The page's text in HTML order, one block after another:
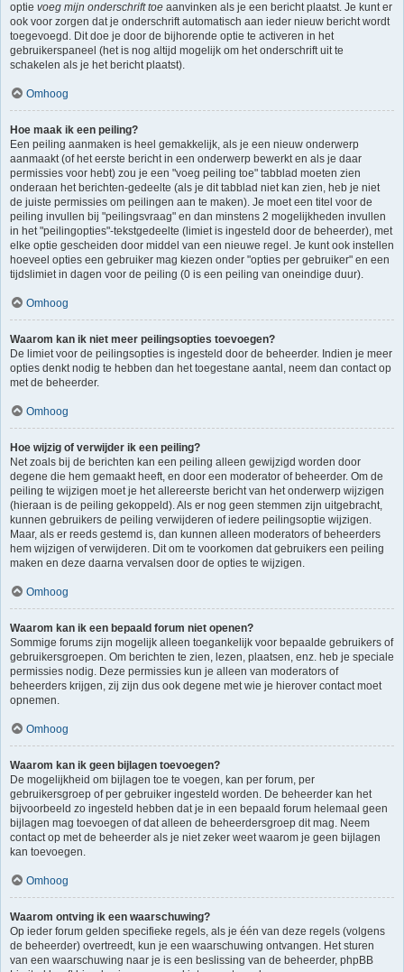
optie voeg mijn onderschrift toe aanvinken als je een bericht plaatst. Je kunt er
ook voor zorgen dat je onderschrift automatisch aan ieder nieuw bericht wordt
toegevoegd. Dit doe je door de bijhorende optie te activeren in het
gebruikerspaneel (het is nog altijd mogelijk om het onderschrift uit te
schakelen als je het bericht plaatst).
Omhoog
Hoe maak ik een peiling?
Een peiling aanmaken is heel gemakkelijk, als je een nieuw onderwerp
aanmaakt (of het eerste bericht in een onderwerp bewerkt en als je daar
permissies voor hebt) zou je een "voeg peiling toe" tabblad moeten zien
onderaan het berichten-gedeelte (als je dit tabblad niet kan zien, heb je niet
de juiste permissies om peilingen aan te maken). Je moet een titel voor de
peiling invullen bij "peilingsvraag" en dan minstens 2 mogelijkheden invullen
in het "peilingopties"-tekstgedeelte (limiet is ingesteld door de beheerder), met
elke optie gescheiden door middel van een nieuwe regel. Je kunt ook instellen
hoeveel opties een gebruiker mag kiezen onder "opties per gebruiker" en een
tijdslimiet in dagen voor de peiling (0 is een peiling van oneindige duur).
Omhoog
Waarom kan ik niet meer peilingsopties toevoegen?
De limiet voor de peilingsopties is ingesteld door de beheerder. Indien je meer
opties denkt nodig te hebben dan het toegestane aantal, neem dan contact op
met de beheerder.
Omhoog
Hoe wijzig of verwijder ik een peiling?
Net zoals bij de berichten kan een peiling alleen gewijzigd worden door
degene die hem gemaakt heeft, en door een moderator of beheerder. Om de
peiling te wijzigen moet je het allereerste bericht van het onderwerp wijzigen
(hieraan is de peiling gekoppeld). Als er nog geen stemmen zijn uitgebracht,
kunnen gebruikers de peiling verwijderen of iedere peilingsoptie wijzigen.
Maar, als er reeds gestemd is, dan kunnen alleen moderators of beheerders
hem wijzigen of verwijderen. Dit om te voorkomen dat gebruikers een peiling
maken en deze daarna vervalsen door de opties te wijzigen.
Omhoog
Waarom kan ik een bepaald forum niet openen?
Sommige forums zijn mogelijk alleen toegankelijk voor bepaalde gebruikers of
gebruikersgroepen. Om berichten te zien, lezen, plaatsen, enz. heb je speciale
permissies nodig. Deze permissies kun je alleen van moderators of
beheerders krijgen, zij zijn dus ook degene met wie je hierover contact moet
opnemen.
Omhoog
Waarom kan ik geen bijlagen toevoegen?
De mogelijkheid om bijlagen toe te voegen, kan per forum, per
gebruikersgroep of per gebruiker ingesteld worden. De beheerder kan het
bijvoorbeeld zo ingesteld hebben dat je in een bepaald forum helemaal geen
bijlagen mag toevoegen of dat alleen de beheerdersgroep dit mag. Neem
contact op met de beheerder als je niet zeker weet waarom je geen bijlagen
kan toevoegen.
Omhoog
Waarom ontving ik een waarschuwing?
Op ieder forum gelden specifieke regels, als je één van deze regels (volgens
de beheerder) overtreedt, kun je een waarschuwing ontvangen. Het sturen
van een waarschuwing naar je is een beslissing van de beheerder, phpBB